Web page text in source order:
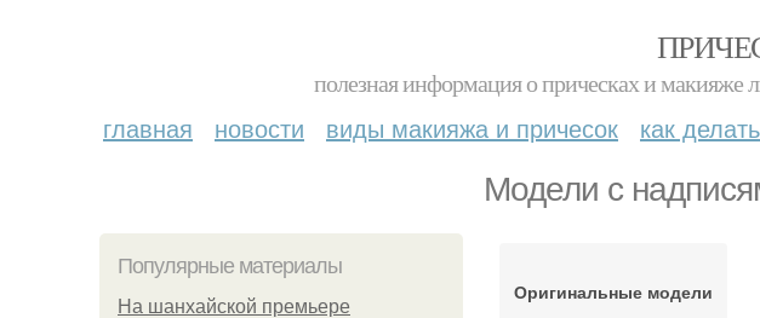
полезная информация о прическах и макияже
главная новости виды макияжа и причесок как
Модели с
Популярные материалы
На шанхайской премьере
Оригинальные модели